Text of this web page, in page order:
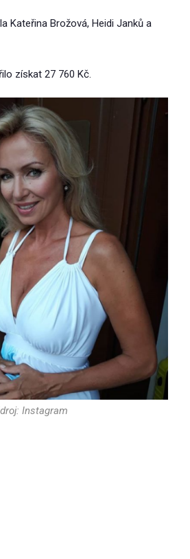
Kateřina Brožová, Heidi Janků a
získat 27 760 Kč.
Instagram